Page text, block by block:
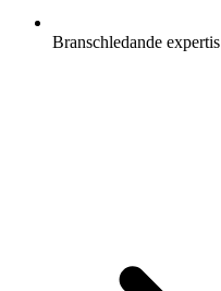
Branschledande expertis